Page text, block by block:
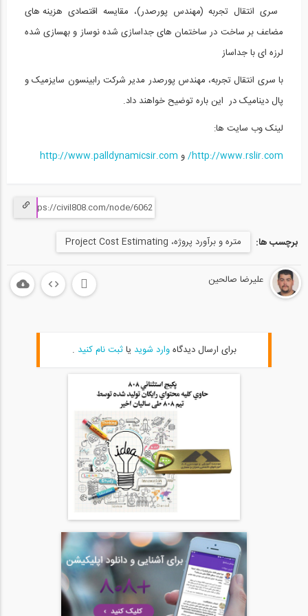
1:00:00
سری انتقال تجربه (مهندس پورصدر)، چرا...
سری انتقال تجربه (مهندس پورصدر)، مزایای...
سری انتقال تجربه (مهندس پورصدر)، آیا...
19
سری انتقال تجربه (مهندس پورصدر)، معرفی...
سری انتقال تجربه (مهندس پورصدر)، معرفی...
سری انتقال تجربه (مهندس پورصدر)، مقایسه...
سری انتقال تجربه (مهندس پورصدر)، نحوه...
سری انتقال تجربه (مهندس پورصدر)، روند...
سری انتقال تجربه (مهندس پورصدر)، مقایسه اقتصادی هزینه های
مضاعف بر ساخت در ساختمان های جداسازی شده نوساز و بهسازی شده
لرزه ای با جداساز
با سری انتقال تجربه، مهندس پورصدر مدیر شرکت رابینسون سایزمیک و
پال دینامیک در این باره توضیح خواهند داد.
لینک وب سایت ها:
http://www.rslir.com/ و http://www.palldynamicsir.com
برچسب ها: متره و برآورد پروژه، Project Cost Estimating
علیرضا صالحین
برای ارسال دیدگاهوارد شوید یاثبت نام کنید .